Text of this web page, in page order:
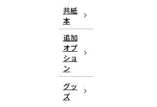
共紙
本
追加
オプ
ショ
ン
グッ
ズ